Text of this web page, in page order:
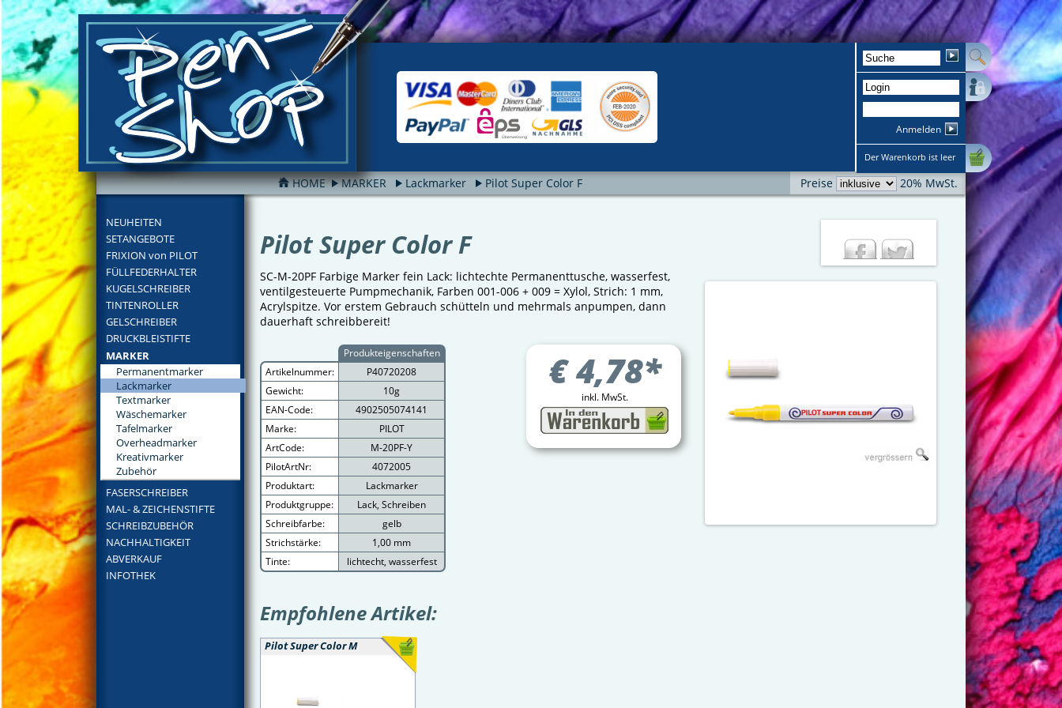
Anmelden
Der Warenkorb ist leer
Preise 20% MwSt.
HOME MARKER Lackmarker Pilot Super Color F
NEUHEITEN
SETANGEBOTE
FRIXION von PILOT
FÜLLFEDERHALTER
KUGELSCHREIBER
TINTENROLLER
GELSCHREIBER
DRUCKBLEISTIFTE
MARKER
Permanentmarker
Lackmarker
Textmarker
Wäschemarker
Tafelmarker
Overheadmarker
Kreativmarker
Zubehör
FASERSCHREIBER
MAL- & ZEICHENSTIFTE
SCHREIBZUBEHÖR
NACHHALTIGKEIT
ABVERKAUF
INFOTHEK
FILTER
Pilot Super Color F
SC-M-20PF Farbige Marker fein Lack: lichtechte Permanenttusche, wasserfest,
ventilgesteuerte Pumpmechanik, Farben 001-006 + 009 = Xylol, Strich: 1 mm,
Acrylspitze. Vor erstem Gebrauch schütteln und mehrmals anpumpen, dann
dauerhaft schreibbereit!
€4,78*
inkl. MwSt.
Produkteigenschaften
Artikelnummer:
P40720208
Gewicht:
10g
EAN-Code:
4902505074141
Marke:
PILOT
ArtCode:
M-20PF-Y
PilotArtNr:
4072005
Produktart:
Lackmarker
Produktgruppe:
Lack, Schreiben
Schreibfarbe:
gelb
Strichstärke:
1,00 mm
Tinte:
lichtecht, wasserfest
Empfohlene Artikel:
Pilot Super Color M